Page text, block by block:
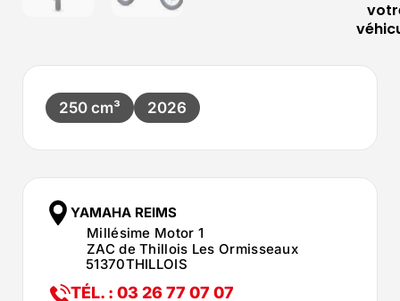
250 cm³ 2026
YAMAHA REIMS
Millésime Motor 1
ZAC de Thillois Les Ormisseaux
51370THILLOIS
TÉL. : 03 26 77 07 07